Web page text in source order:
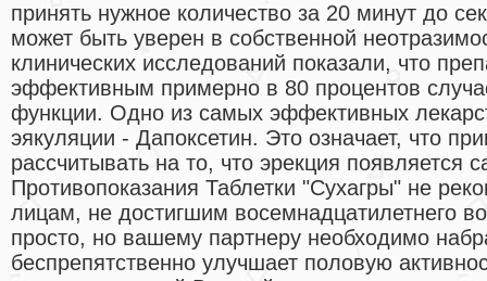
принять нужное количество за 20 минут до
может быть уверен в собственной
клинических исследований показали, что
эффективным примерно в 80 процентов
функции. Одно из самых эффективных
эякуляции - Дапоксетин. Это означает, что
рассчитывать на то, что эрекция появляется
Противопоказания Таблетки "Сухагры" не
лицам, не достигшим восемнадцатилетнего
просто, но вашему партнеру необходимо
беспрепятственно улучшает половую